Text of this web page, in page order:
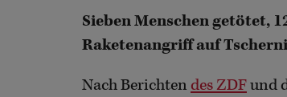
Sieben Menschen getötet,
Raketenangriff auf
Nach Berichten des ZDFund